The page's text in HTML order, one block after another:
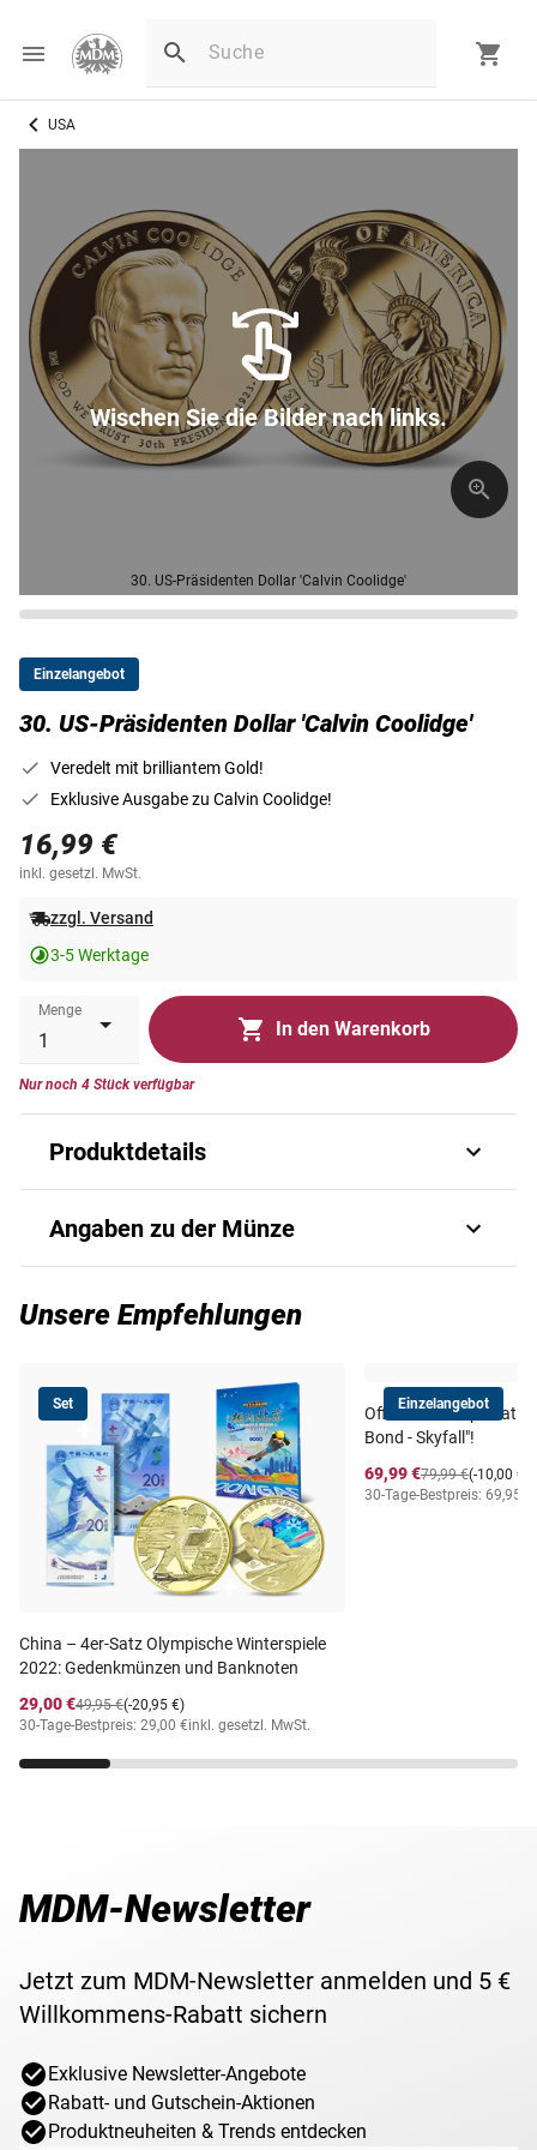
USA
30. US-Präsidenten Dollar 'Calvin Coolidge'
Wischen Sie die Bilder nach links.
Einzelangebot
30. US-Präsidenten Dollar 'Calvin Coolidge'
Veredelt mit brilliantem Gold!
Exklusive Ausgabe zu Calvin Coolidge!
16,99 €
inkl. gesetzl. MwSt.
zzgl. Versand
3-5 Werktage
Menge
In den Warenkorb
Nur noch 4 Stück verfügbar
Produktdetails
Präsidenten Dollar 'Calvin Coolidge'
John Calvin Coolidge war in seiner Amtszeit als 30. US-
Präsident (1923-1929), wie schon sein Vorgänger, ein
der Staat den Markt möglichst wenig reguliert und nicht in
das wirtschaftliche Geschehen eingreift.
Der Republikaner wurde am 4. Juli 1872 in Plymouth,
Vermont, geboren. Er schloss sein Jurastudium am
»Amherst College« mit Auszeichnung ab und ergriff dann
den Beruf des Rechtsanwalts. Coolidge, der
G. Harding als Vizepräsident nach dessen Tod ins Amt
gewählter US-Präsident gegen eine erneute Kandidatur. J.
C. Coolidge verstarb am 5. Jänner 1933 im Alter von 60
Angaben zu der Münze
Ausgabeland USA
Material Cu/Ni vergoldet
Prägequalität /
Erhaltung
Stempelglanz
Währung US Dollar
Nennwert
Maße 26,50 mm
Motiv Calvin Coolidge
Lieferzeit 3-5 Werktage
Unsere Empfehlungen
Set
China – 4er-Satz Olympische Winterspiele
2022: Gedenkmünzen und Banknoten
29,00 €
(-20,95 €)
49,95 €
30-Tage-Bestpreis: 29,00 €inkl. gesetzl. MwSt.
Einzelangebot
Offizielles Filmplakat
Bond - Skyfall"!
69,99 €
(-10,00 €)
79,99 €
30-Tage-Bestpreis: 69,95 €
MDM-Newsletter
Jetzt zum MDM-Newsletter anmelden und 5 €
Willkommens-Rabatt sichern
Exklusive Newsletter-Angebote
Rabatt- und Gutschein-Aktionen
Produktneuheiten & Trends entdecken